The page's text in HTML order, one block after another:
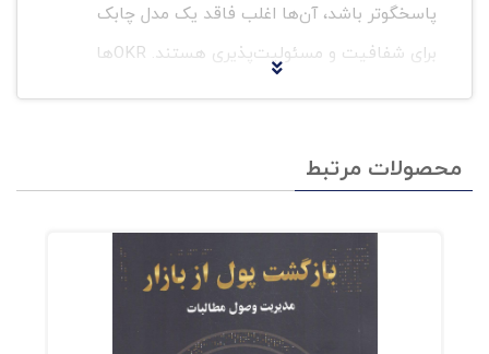
پاسخگوتر باشد، آن‌ها اغلب فاقد یک مدل چابک
برای شفافیت و مسئولیت‌پذیری هستند. OKRها
یک راه‌حل ایدئال می‌باشند.
OKRها بیانیه‌های کیفی در مورد آنچه یک تیم یا
سازمان در تلاش برای دستیابی به آن است،‌ارائه
می‌کنند، نتایج را با معیارها تعیین،‌ برنامه اقدام را
برای دستیابی به نتایج هدایت وبازتاب خود را در
مورد آن نتایج ترکیب می‌کنند.
محصولات مرتبط